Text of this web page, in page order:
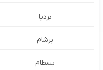
بردیا
برشام
بسطام